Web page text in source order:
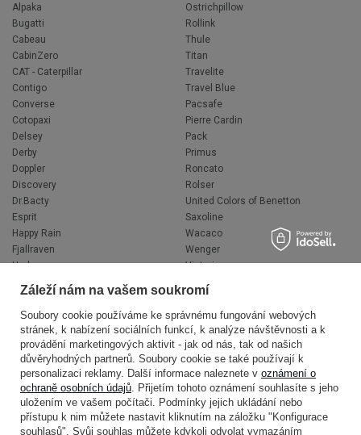
Alpaka
Bugatti
Cabeau
CabinZero
CAT - Caterpillar
Contigo
Converse
Cotopaxi
Delsey
Derby
Doppler
Discovery
Dr.Bacty
Esprit
Happy Rain
Fjallraven
Hedgren
Jeep
Knirps
LEGO
National Geographic
Ogio
Ostrichpillow
Rollink
Thule
Titan
Travelite
Travel Blue
Pacsafe
Pierre Cardin
Pack
Primus
Roncato
Rolser
United Colors of Benetton
Saxoline
Wacaco
Wenger
Victorinox
XD Design
Zojirushi
Muitomas
FLYNKA
VANS
Záleží nám na vašem soukromí
Soubory cookie používáme ke správnému fungování webových
stránek, k nabízení sociálních funkcí, k analýze návštěvnosti a k
provádění marketingových aktivit - jak od nás, tak od našich
důvěryhodných partnerů. Soubory cookie se také používají k
personalizaci reklamy. Další informace naleznete v oznámení o
ochraně osobních údajů. Přijetím tohoto oznámení souhlasíte s jeho
uložením ve vašem počítači. Podmínky jejich ukládání nebo
přístupu k nim můžete nastavit kliknutím na záložku "Konfigurace
souhlasů". Svůj souhlas můžete kdykoli odvolat vymazáním